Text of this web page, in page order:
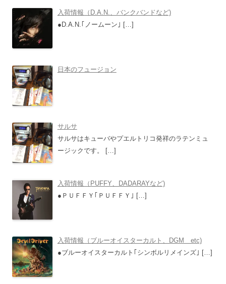
入荷情報（D.A.N.、バンクバンドなど)
●D.A.N.｢ノームーン｣ […]
日本のフュージョン
サルサ
サルサはキューバやプエルトリコ発祥のラテンミュ
ージックです。
[…]
入荷情報（PUFFY、DADARAYなど)
●ＰＵＦＦＹ｢ＰＵＦＦＹ｣ […]
入荷情報（ブルーオイスターカルト、DGM etc)
●ブルーオイスターカルト｢シンボルリメインズ｣ […]